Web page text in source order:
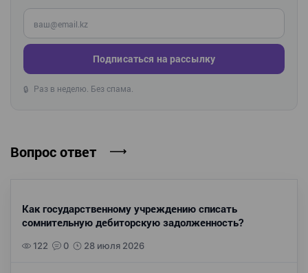
Введите ваш e-mail
Подписаться на рассылку
🔒 Раз в неделю. Без спама.
Вопрос ответ
Как государственному учреждению списать
сомнительную дебиторскую задолженность?
122 0 28 июля 2026